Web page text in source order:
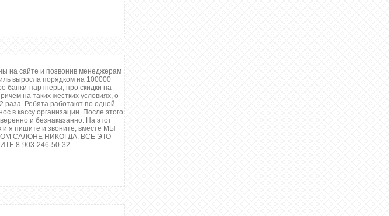
на сайте и позвонив менеджерам
выросла порядком на 100000
банки-партнеры, про скидки на
на таких жестких условиях, о
раза. Ребята работают по одной
в кассу организации. После этого
и безнаказанно. На этот
я пишите и звоните, вместе МЫ
САЛОНЕ НИКОГДА. ВСЕ ЭТО
8-903-246-50-32.